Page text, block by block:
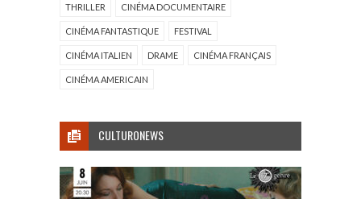
THRILLER CINÉMA DOCUMENTAIRE
CINÉMA FANTASTIQUE FESTIVAL
CINÉMA ITALIEN DRAME CINÉMA FRANÇAIS
CINÉMA AMERICAIN
CULTURONEWS